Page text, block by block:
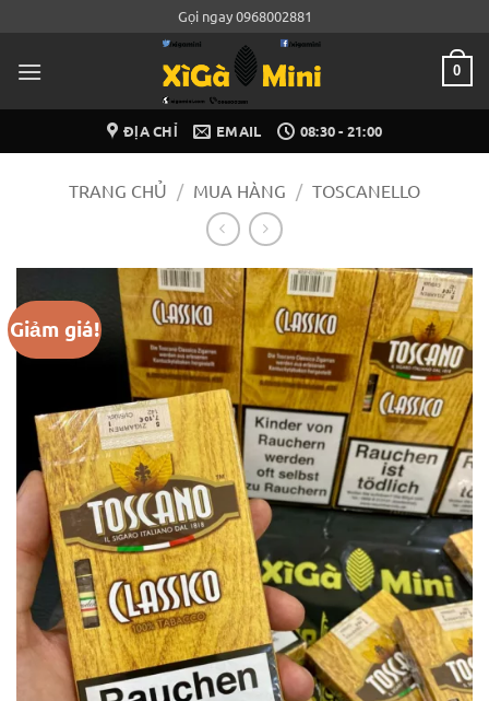
nội
Gọi ngay 0968002881
0
ĐỊA CHỈ EMAIL 08:30 - 21:00
TRANG CHỦ / MUA HÀNG / TOSCANELLO
Giảm giá!